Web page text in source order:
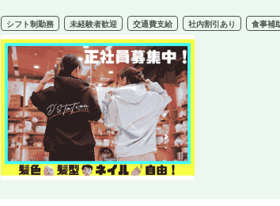
シフト制勤務 未経験者歓迎 交通費支給 社内割引あり 食事補